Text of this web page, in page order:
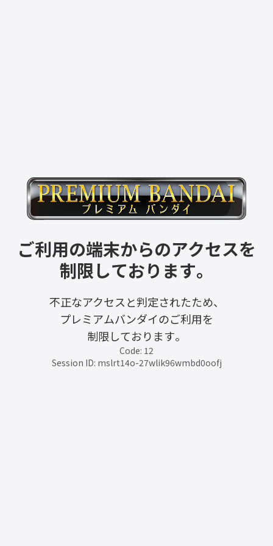
ご利用の端末からのアクセスを
制限しております。
不正なアクセスと判定されたため、
プレミアムバンダイのご利用を
制限しております。
Code: 12
Session ID: mslrt14o-27wlik96wmbd0oofj